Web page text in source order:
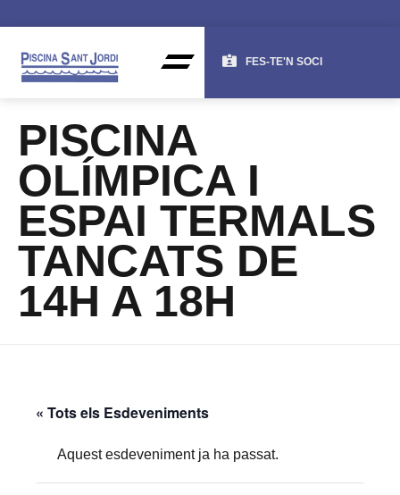
FES-TE'N SOCI
PISCINA
OLÍMPICA I
ESPAI TERMALS
TANCATS DE
14H A 18H
« Tots els Esdeveniments
Aquest esdeveniment ja ha passat.